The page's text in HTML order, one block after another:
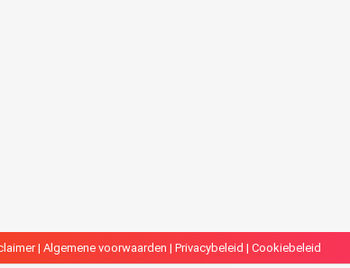
| Algemene voorwaarden | Privacybeleid | Cookiebeleid